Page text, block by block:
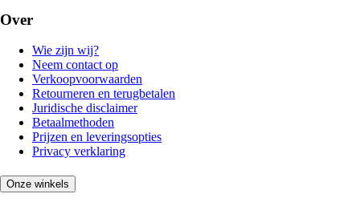
Over
Wie zijn wij?
Neem contact op
Verkoopvoorwaarden
Retourneren en terugbetalen
Juridische disclaimer
Betaalmethoden
Prijzen en leveringsopties
Privacy verklaring
Onze winkels